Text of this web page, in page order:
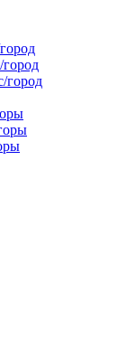
город